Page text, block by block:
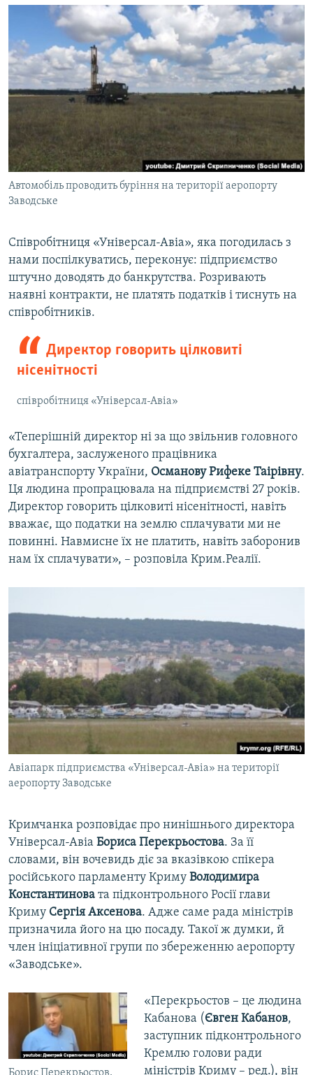
Автомобіль проводить буріння на території аеропорту
Заводське
Співробітниця «Універсал-Авіа», яка погодилась з
нами поспілкуватись, переконує: підприємство
штучно доводять до банкрутства. Розривають
наявні контракти, не платять податків і тиснуть на
співробітників.
Директор говорить цілковиті
нісенітності
співробітниця «Універсал-Авіа»
«Теперішній директор ні за що звільнив головного
бухгалтера, заслуженого працівника
авіатранспорту України, Османову Рифеке Таірівну.
Ця людина пропрацювала на підприємстві 27 років.
Директор говорить цілковиті нісенітності, навіть
вважає, що податки на землю сплачувати ми не
повинні. Навмисне їх не платить, навіть заборонив
нам їх сплачувати», – розповіла Крим.Реалії.
Авіапарк підприємства «Універсал-Авіа» на території
аеропорту Заводське
Кримчанка розповідає про нинішнього директора
Універсал-Авіа Бориса Перекрьостова. За її
словами, він вочевидь діє за вказівкою спікера
російського парламенту Криму Володимира
Константинова та підконтрольного Росії глави
Криму Сергія Аксенова. Адже саме рада міністрів
призначила його на цю посаду. Такої ж думки, й
член ініціативної групи по збереженню аеропорту
«Заводське».
«Перекрьостов – це людина
Кабанова (Євген Кабанов,
заступник підконтрольного
Кремлю голови ради
міністрів Криму – ред.), він